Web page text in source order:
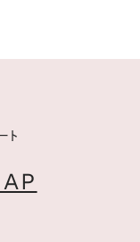
ト